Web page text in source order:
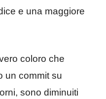
e una maggiore
coloro che
un commit su
sono diminuiti